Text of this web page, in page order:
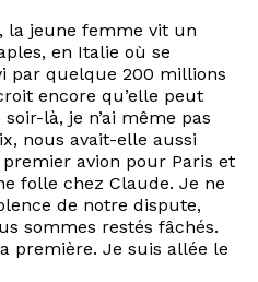
la jeune femme vit un
en Italie où se
par quelque 200 millions
encore qu’elle peut
là, je n’ai même pas
nous avait-elle aussi
avion pour Paris et
folle chez Claude. Je ne
de notre dispute,
sommes restés fâchés.
première. Je suis allée le